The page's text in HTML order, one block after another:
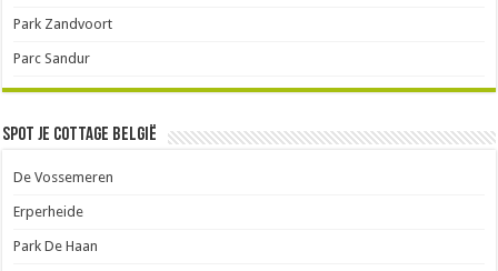
Park Zandvoort
Parc Sandur
Spot je cottage België
De Vossemeren
Erperheide
Park De Haan